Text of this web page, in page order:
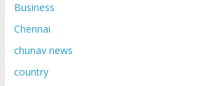
Business
Chennai
chunav news
country